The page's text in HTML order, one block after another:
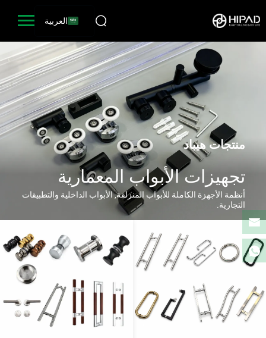
العربية
منتجات هيباد
تجهيزات الأبواب المعمارية
أنظمة الأجهزة الكاملة للأبواب المنزلقة, الأبواب الداخلية والتطبيقات
التجارية.